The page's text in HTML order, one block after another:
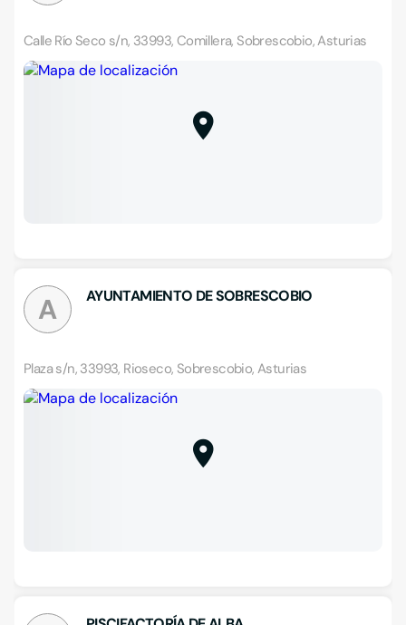
Calle Río Seco s/n, 33993, Comillera, Sobrescobio, Asturias
A AYUNTAMIENTO DE SOBRESCOBIO
Plaza s/n, 33993, Rioseco, Sobrescobio, Asturias